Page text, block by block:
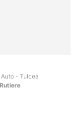
- Tulcea